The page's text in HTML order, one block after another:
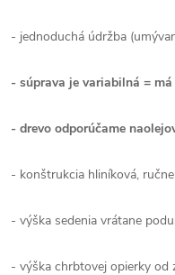
- jednoduchá údržba
- súprava je variabilná =
- drevo odporúčame
- konštrukcia hliníková,
- výška sedenia vrátane
- výška chrbtovej opierky od